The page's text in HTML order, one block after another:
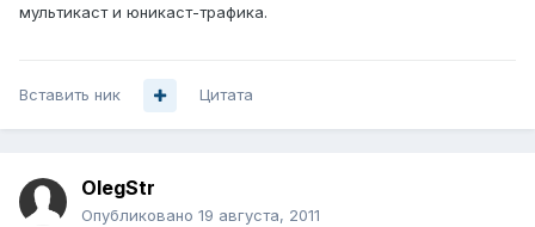
мультикаст и юникаст-трафика.
Вставить ник Цитата
OlegStr
Опубликовано 19 августа, 2011